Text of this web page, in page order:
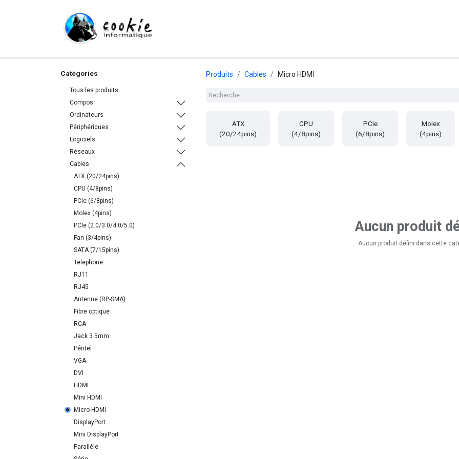
Catégories
Tous les produits
Compos
Ordinateurs
Périphériques
Logiciels
Réseaux
Cables
ATX (20/24pins)
CPU (4/8pins)
PCIe (6/8pins)
Molex (4pins)
PCIe (2.0/3.0/4.0/5.0)
Fan (3/4pins)
SATA (7/15pins)
Telephone
RJ11
RJ45
Antenne (RP-SMA)
Fibre optique
RCA
Jack 3.5mm
Péritel
VGA
DVI
HDMI
Mini HDMI
Micro HDMI
DisplayPort
Mini DisplayPort
Parallèle
Produits Cables Micro HDMI
ATX
(20/24pins)
CPU
(4/8pins)
PCIe
(6/8pins)
Molex
(4pins)
Aucun produit
Aucun produit défini dans cette